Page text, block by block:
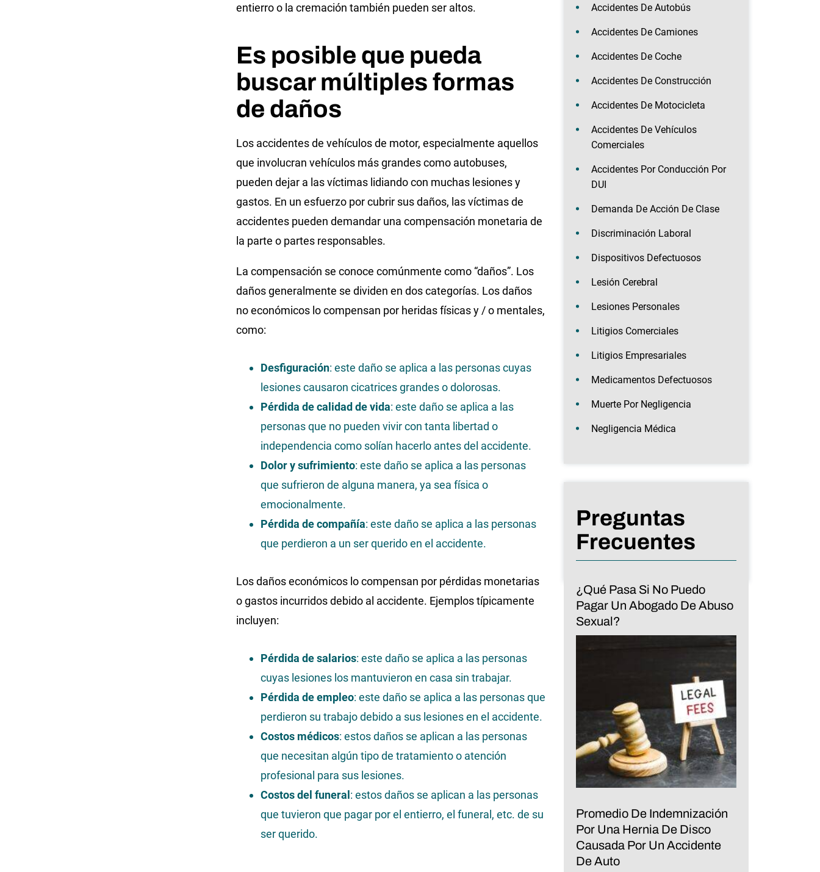
entierro o la cremación también pueden ser altos.
Es posible que pueda
buscar múltiples formas
de daños
Los accidentes de vehículos de motor, especialmente aquellos
que involucran vehículos más grandes como autobuses,
pueden dejar a las víctimas lidiando con muchas lesiones y
gastos. En un esfuerzo por cubrir sus daños, las víctimas de
accidentes pueden demandar una compensación monetaria de
la parte o partes responsables.
La compensación se conoce comúnmente como “daños”. Los
daños generalmente se dividen en dos categorías. Los daños
no económicos lo compensan por heridas físicas y / o mentales,
como:
Desfiguración: este daño se aplica a las personas cuyas
lesiones causaron cicatrices grandes o dolorosas.
Pérdida de calidad de vida: este daño se aplica a las
personas que no pueden vivir con tanta libertad o
independencia como solían hacerlo antes del accidente.
Dolor y sufrimiento: este daño se aplica a las personas
que sufrieron de alguna manera, ya sea física o
emocionalmente.
Pérdida de compañía: este daño se aplica a las personas
que perdieron a un ser querido en el accidente.
Los daños económicos lo compensan por pérdidas monetarias
o gastos incurridos debido al accidente. Ejemplos típicamente
incluyen:
Pérdida de salarios: este daño se aplica a las personas
cuyas lesiones los mantuvieron en casa sin trabajar.
Pérdida de empleo: este daño se aplica a las personas que
perdieron su trabajo debido a sus lesiones en el accidente.
Costos médicos: estos daños se aplican a las personas
que necesitan algún tipo de tratamiento o atención
profesional para sus lesiones.
Costos del funeral : estos daños se aplican a las personas
que tuvieron que pagar por el entierro, el funeral, etc. de su
ser querido.
Accidentes De Autobús
Accidentes De Camiones
Accidentes De Coche
Accidentes De Construcción
Accidentes De Motocicleta
Accidentes De Vehículos
Comerciales
Accidentes Por Conducción Por
DUI
Demanda De Acción De Clase
Discriminación Laboral
Dispositivos Defectuosos
Lesión Cerebral
Lesiones Personales
Litigios Comerciales
Litigios Empresariales
Medicamentos Defectuosos
Muerte Por Negligencia
Negligencia Médica
Preguntas
Frecuentes
¿Qué Pasa Si No Puedo
Pagar Un Abogado De Abuso
Sexual?
Promedio De Indemnización
Por Una Hernia De Disco
Causada Por Un Accidente
De Auto